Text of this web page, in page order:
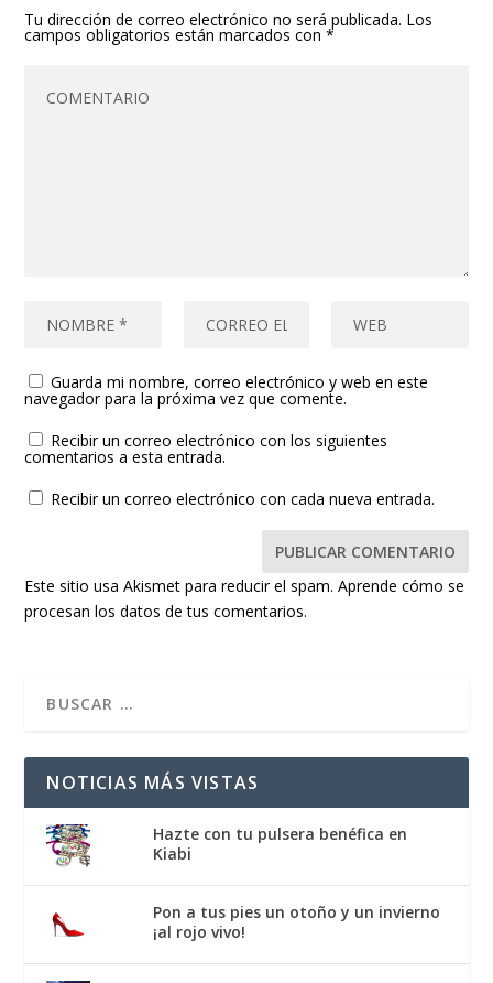
Tu dirección de correo electrónico no será publicada. Los
campos obligatorios están marcados con*
Guarda mi nombre, correo electrónico y web en este
navegador para la próxima vez que comente.
Recibir un correo electrónico con los siguientes
comentarios a esta entrada.
Recibir un correo electrónico con cada nueva entrada.
Este sitio usa Akismet para reducir el spam.Aprende cómo se
procesan los datos de tus comentarios.
NOTICIAS MÁS VISTAS
Hazte con tu pulsera benéfica en
Kiabi
Pon a tus pies un otoño y un invierno
¡al rojo vivo!